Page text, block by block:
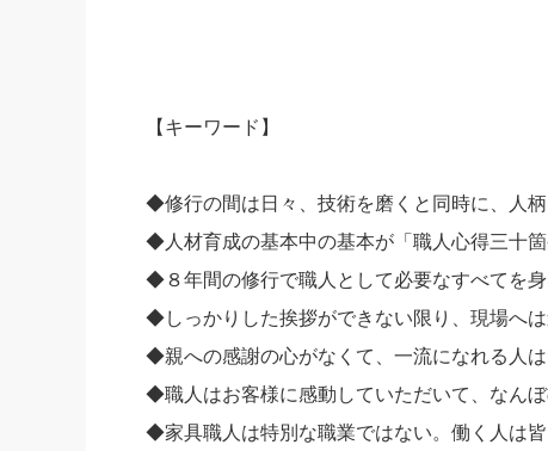
【キーワード】
◆修行の間は日々、技術を磨くと同時に、人
◆人材育成の基本中の基本が「職人心得三十箇
◆８年間の修行で職人として必要なすべてを
◆しっかりした挨拶ができない限り、現場へ
◆親への感謝の心がなくて、一流になれる人
◆職人はお客様に感動していただいて、なん
◆家具職人は特別な職業ではない。働く人は